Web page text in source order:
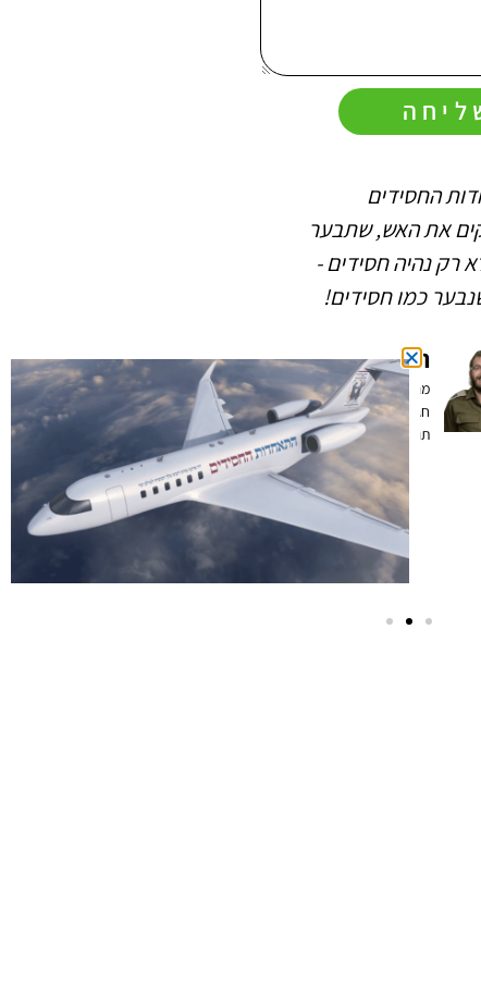
החסידים
את האש, שתבער
רק נהיה חסידים -
כמו חסידים!
הרב יוסי פרבר
מנהל הסדנאות להכרת
חגי ישראל רב בחטיבת
תותחנים
ובשליחות
הרב שמואל
ששון
שליח הרבי שליט"א
מה"מ ומנהל בית חב"ד
תלם ואדורה בגזרת הר
חברון